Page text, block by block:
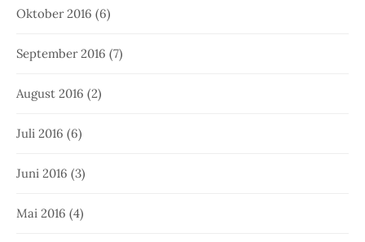
Oktober 2016 (6)
September 2016 (7)
August 2016 (2)
Juli 2016 (6)
Juni 2016 (3)
Mai 2016 (4)